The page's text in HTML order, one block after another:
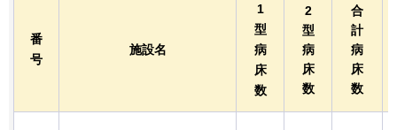
番
号
施設名
1
型
病
床
数
2
型
病
床
数
合
計
病
床
数